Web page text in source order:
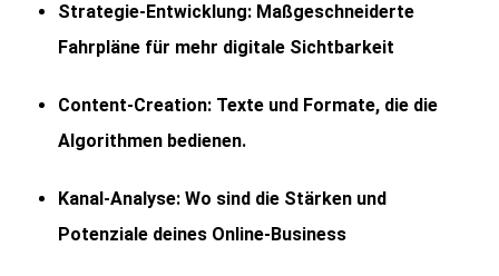
Strategie-Entwicklung: Maßgeschneiderte
Fahrpläne für mehr digitale Sichtbarkeit
Content-Creation: Texte und Formate, die die
Algorithmen bedienen.
Kanal-Analyse: Wo sind die Stärken und
Potenziale deines Online-Business